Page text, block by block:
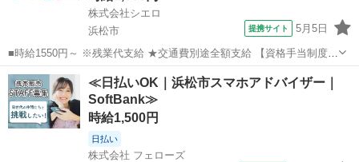
株式会社シエロ
浜松市
提携サイト 5月5日
■時給1550円～ ※残業代支給 ★交通費別途全額支給 【資格手当制度】
au資格取得で5200～11400円/月支給 家電アドバイザー資格をお持ちの
方はグレードに合わせて2500～5000円/月支給 ※入社後獲得も対象
...
静岡 浜松市 携帯ショップ
≪日払いOK｜浜松市スマホアドバイザー｜
SoftBank≫
時給1,500円
日払い
株式会社 フェローズ